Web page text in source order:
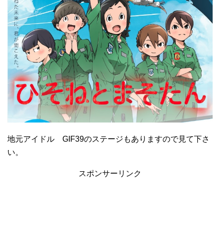
地元アイドル GIF39のステージもありますので見て下さ
い。
スポンサーリンク